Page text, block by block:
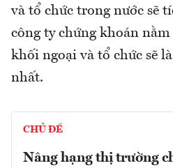
và tổ chức trong nước sẽ
công ty chứng khoán
khối ngoại và tổ chức sẽ
nhất.
CHỦ ĐỀ
Nâng hạng thị trường